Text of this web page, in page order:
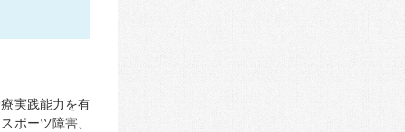
実践能力を有
ポーツ障害、